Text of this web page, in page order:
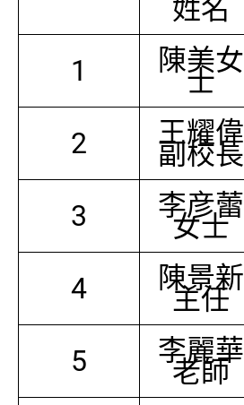
姓名
1
陳美女
士
2 王耀偉
副校長
3 李彦蕾
女士
4 陳景新
主任
5 李麗華
老師